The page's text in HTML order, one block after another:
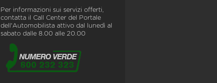
Per informazioni sui servizi offerti,
contatta il Call Center del Portale
dell'Automobilista attivo dal lunedì al
sabato dalle 8.00 alle 20.00